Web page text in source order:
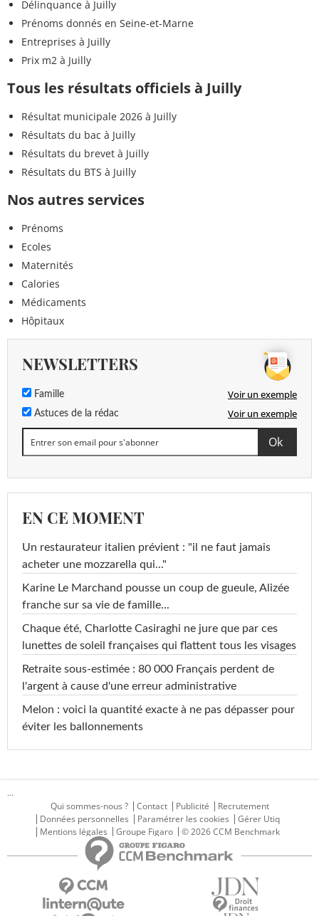
Délinquance à Juilly
Prénoms donnés en Seine-et-Marne
Entreprises à Juilly
Prix m2 à Juilly
Tous les résultats officiels à Juilly
Résultat municipale 2026 à Juilly
Résultats du bac à Juilly
Résultats du brevet à Juilly
Résultats du BTS à Juilly
Nos autres services
Prénoms
Ecoles
Maternités
Calories
Médicaments
Hôpitaux
NEWSLETTERS
Famille Voir un exemple
Astuces de la rédac Voir un exemple
EN CE MOMENT
Un restaurateur italien prévient : "il ne faut jamais
acheter une mozzarella qui..."
Karine Le Marchand pousse un coup de gueule, Alizée
franche sur sa vie de famille...
Chaque été, Charlotte Casiraghi ne jure que par ces
lunettes de soleil françaises qui flattent tous les visages
Retraite sous-estimée : 80 000 Français perdent de
l'argent à cause d'une erreur administrative
Melon : voici la quantité exacte à ne pas dépasser pour
éviter les ballonnements
...
Qui sommes-nous ?
Contact Publicité
Recrutement
Données personnelles
Paramétrer les cookies
Gérer Utiq
Mentions légales
Groupe Figaro © 2026 CCM Benchmark